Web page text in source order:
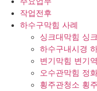
작업전후
하수구막힘 사례
싱크대막힘 싱
하수구내시경
변기막힘 변기
오수관막힘 정
횡주관청소 횡